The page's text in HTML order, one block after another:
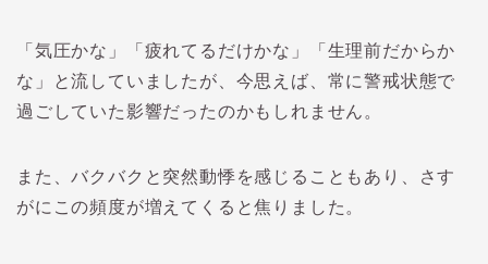
「気圧かな」「疲れてるだけかな」「生理前だからか
な」と流していましたが、今思えば、 常に警戒状態で
過ごしていた影響だったのかもしれません。
また、バクバクと突然動悸を感じることもあり、さす
がにこの頻度が増えてくると焦りました。